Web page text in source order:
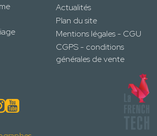
Actualités
Plan du site
Mentions légales - CGU
CGPS - conditions
générales de vente